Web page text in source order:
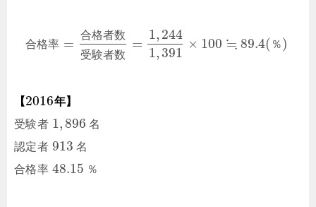
合格率 =
合格者数
受験者数
=
1, 244
1, 391
× 100 ≒ 89.4( ％)
【2016年】
受験者 1, 896 名
認定者 913 名
合格率 48.15 ％